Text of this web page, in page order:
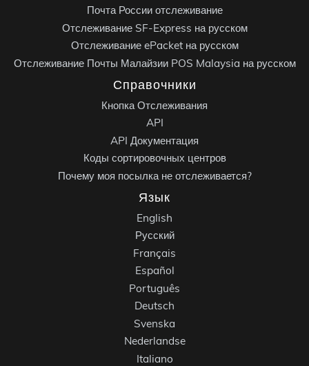
Почта России отслеживание
Отслеживание SF-Express на русском
Отслеживание ePacket на русском
Отслеживание Почты Малайзии POS Malaysia на русском
Справочники
Кнопка Отслеживания
API
API Документация
Коды сортировочных центров
Почему моя посылка не отслеживается?
Язык
English
Русский
Français
Español
Português
Deutsch
Svenska
Nederlandse
Italiano